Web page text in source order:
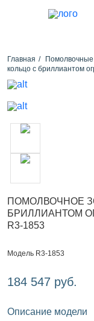
Главная
кольцо с бриллиантом
ПОМОЛВОЧНОЕ
БРИЛЛИАНТОМ
R3-1853
Модель R3-1853
184 547 руб.
Описание модели